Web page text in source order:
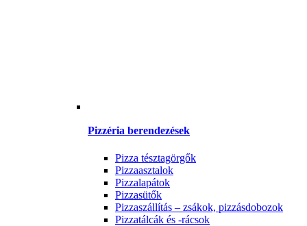
Pizzéria berendezések
Pizza tésztagörgők
Pizzaasztalok
Pizzalapátok
Pizzasütők
Pizzaszállítás – zsákok, pizzásdobozok
Pizzatálcák és -rácsok